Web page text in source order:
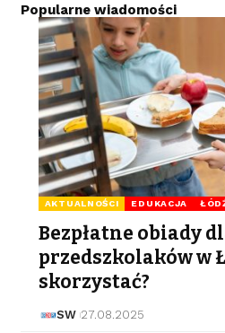
Popularne wiadomości
AKTUALNOŚCI EDUKACJA
Bezpłatne obiady
przedszkolaków w
skorzystać?
SW 27.08.2025